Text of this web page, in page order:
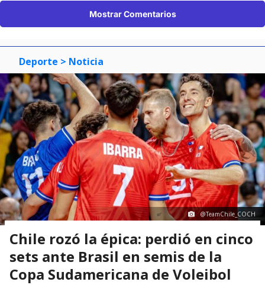
Mostrar Comentarios
Deporte > Noticia
@TeamChile_COCH
Chile rozó la épica: perdió en cinco
sets ante Brasil en semis de la
Copa Sudamericana de Voleibol